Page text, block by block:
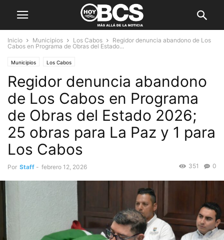
Inicio Municipios Los Cabos
Regidor denuncia abandono de Los
Cabos en Programa de Obras del Estado...
Municipios Los Cabos
Regidor denuncia abandono
de Los Cabos en Programa
de Obras del Estado 2026;
25 obras para La Paz y 1 para
Los Cabos
Por Staff - febrero 12, 2026 0
351